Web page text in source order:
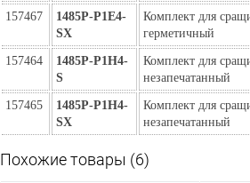
157467
1485P-P1E4-
SX
Комплект для
герметичный
157464
1485P-P1H4-
S
Комплект для
незапечатанный
157465
1485P-P1H4-
SX
Комплект для
незапечатанный
Похожие товары (6)